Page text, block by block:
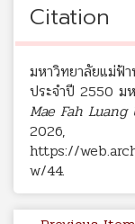
Citation
มหาวิทยาลัยแม่ฟ้
ประจำปี 2550 ม
Mae Fah
2026,
https://
w/44.